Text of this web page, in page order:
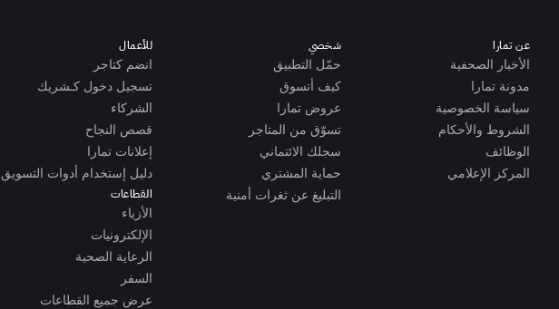
عن تمارا
الأخبار الصحفية
مدونة تمارا
سياسة الخصوصية
الشروط والأحكام
الوظائف
المركز الإعلامي
شخصي
حمّل التطبيق
كيف أتسوق
عروض تمارا
تسوّق من المتاجر
سجلك الائتماني
حماية المشتري
التبليغ عن ثغرات أمنية
للأعمال
انضم كتاجر
تسجيل دخول كـشريك
الشركاء
قصص النجاح
إعلانات تمارا
دليل إستخدام أدوات التسويق
القطاعات
الأزياء
الإلكترونيات
الرعاية الصحية
السفر
عرض جميع القطاعات